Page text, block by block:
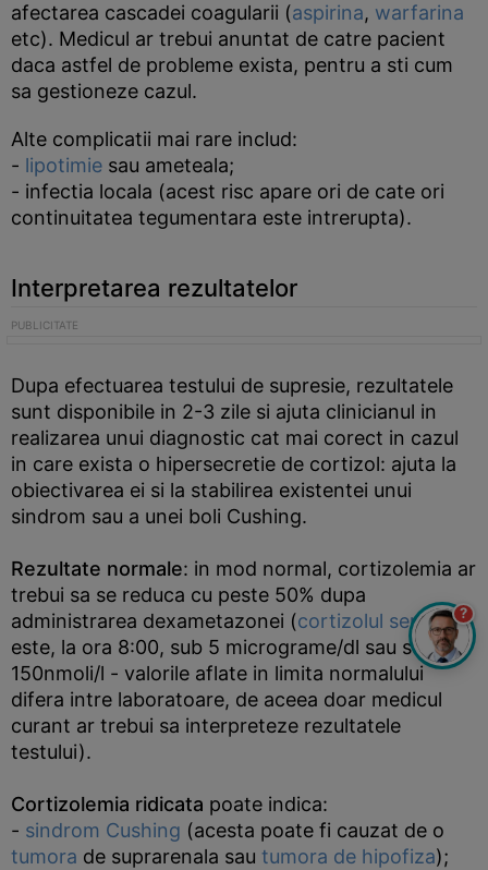
afectarea cascadei coagularii (aspirina, warfarina
etc). Medicul ar trebui anuntat de catre pacient
daca astfel de probleme exista, pentru a sti cum
sa gestioneze cazul.
Alte complicatii mai rare includ:
- lipotimie sau ameteala;
- infectia locala (acest risc apare ori de cate ori
continuitatea tegumentara este intrerupta).
Interpretarea rezultatelor
Dupa efectuarea testului de supresie, rezultatele
sunt disponibile in 2-3 zile si ajuta clinicianul in
realizarea unui diagnostic cat mai corect in cazul
in care exista o hipersecretie de cortizol: ajuta la
obiectivarea ei si la stabilirea existentei unui
sindrom sau a unei boli Cushing.
Rezultate normale: in mod normal, cortizolemia ar
trebui sa se reduca cu peste 50% dupa
administrarea dexametazonei (cortizolul seric
este, la ora 8:00, sub 5 micrograme/dl sau sub
150nmoli/l - valorile aflate in limita normalului
difera intre laboratoare, de aceea doar medicul
curant ar trebui sa interpreteze rezultatele
testului).
Cortizolemia ridicata poate indica:
- sindrom Cushing (acesta poate fi cauzat de o
tumora de suprarenala sau tumora de hipofiza);
?